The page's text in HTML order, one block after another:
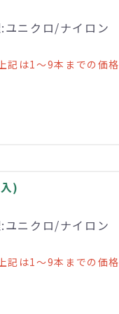
ニクロ/ナイロン
記は1～9本までの価格
)
ニクロ/ナイロン
記は1～9本までの価格